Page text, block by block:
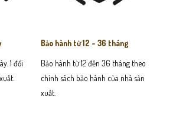
1 đổi
Bảo hành từ 12 - 36 tháng
Bảo hành từ 12 đến 36 tháng theo
chính sách bảo hành của nhà sản
xuất.